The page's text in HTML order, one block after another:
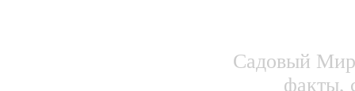
Садовый
факты,